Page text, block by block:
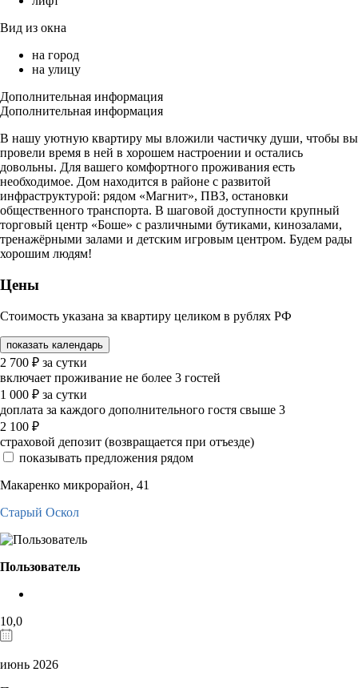
Вид из окна
на город
на улицу
Дополнительная информация
Дополнительная информация
В нашу уютную квартиру мы вложили частичку души, чтобы вы
провели время в ней в хорошем настроении и остались
довольны. Для вашего комфортного проживания есть
необходимое. Дом находится в районе с развитой
инфраструктурой: рядом «Магнит», ПВЗ, остановки
общественного транспорта. В шаговой доступности крупный
торговый центр «Боше» с различными бутиками, кинозалами,
тренажёрными залами и детским игровым центром. Будем рады
хорошим людям!
Цены
Стоимость указана за квартиру целиком в рублях РФ
показать календарь
2 700 ₽ за сутки
включает проживание не более 3 гостей
1 000 ₽ за сутки
доплата за каждого дополнительного гостя свыше 3
2 100 ₽
страховой депозит (возвращается при отъезде)
показывать предложения рядом
Макаренко микрорайон, 41
Старый Оскол
Пользователь
10,0
июнь 2026